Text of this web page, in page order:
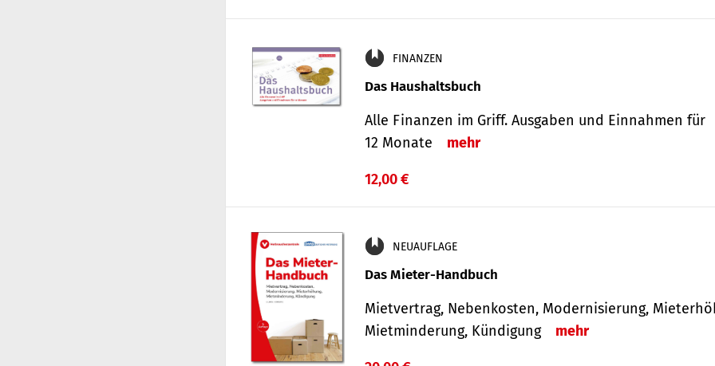
FINANZEN
Das Haushaltsbuch
Alle Finanzen im Griff. Aus­gaben und Ein­nahmen für
12 Monate
mehr
12,00 €
NEUAUFLAGE
Das Mieter-Handbuch
Mietvertrag, Nebenkosten, Modernisierung,
Mietminderung, Kündigung
mehr